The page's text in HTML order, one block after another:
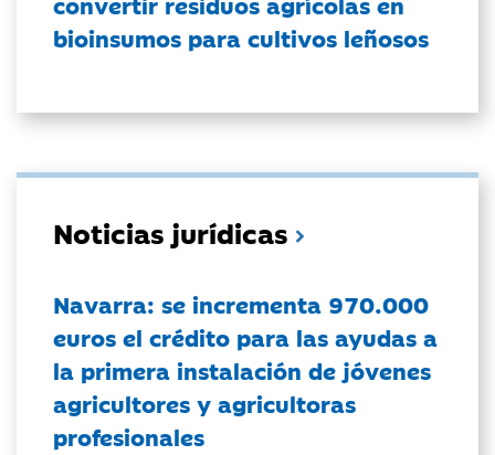
bioinsumos para cultivos leñosos
Noticias jurídicas
Navarra: se incrementa 970.000
euros el crédito para las ayudas a
la primera instalación de jóvenes
agricultores y agricultoras
profesionales